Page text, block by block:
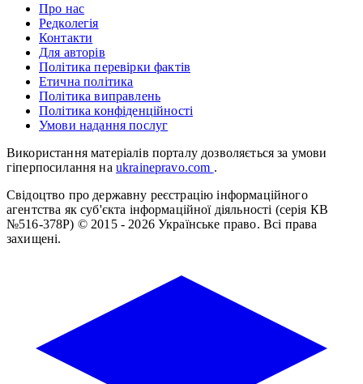
Про нас
Редколегія
Контакти
Для авторів
Політика перевірки фактів
Етична політика
Політика виправлень
Політика конфіденційності
Умови надання послуг
Використання матеріалів порталу дозволяється за умови
гіперпосилання на ukrainepravo.com .
Свідоцтво про державну реєстрацію інформаційного
агентства як суб'єкта інформаційної діяльності (серія КВ
№516-378Р) © 2015 - 2026 Українське право. Всі права
захищені.